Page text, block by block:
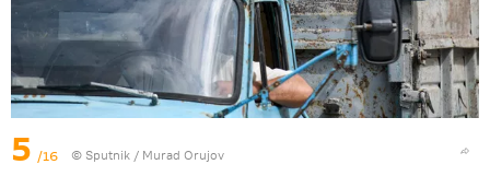
5 /16 © Sputnik / Murad Orujov